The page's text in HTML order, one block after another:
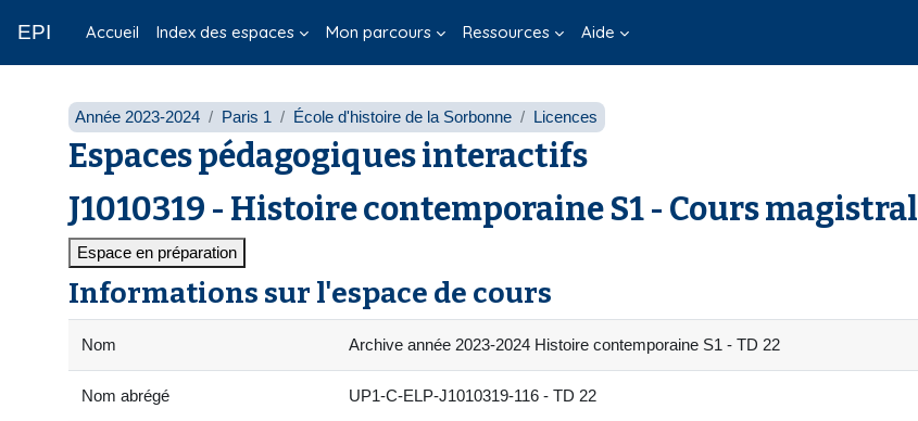
EPI Accueil Index des espaces Mon parcours Ressources Aide
Année 2023-2024 Paris 1 École d'histoire de la Sorbonne Licences
Espaces pédagogiques interactifs
J1010319 - Histoire contemporaine S1 - Cours magistral
Espace en préparation
Informations sur l'espace de cours
Nom Archive année 2023-2024 Histoire contemporaine S1 - TD 22
Nom abrégé UP1-C-ELP-J1010319-116 - TD 22